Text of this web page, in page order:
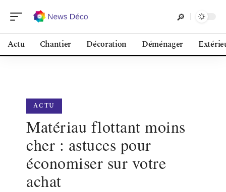
Actu Chantier Décoration Déménager
ACTU
Matériau flottant moins
cher : astuces pour
économiser sur votre
achat